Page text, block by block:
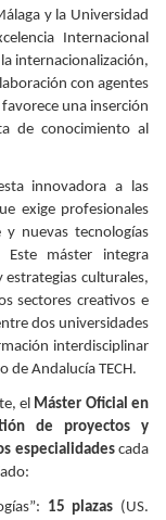
y la Universidad
Internacional
internacionalización,
con agentes
una inserción
de conocimiento al
innovadora a las
exige profesionales
nuevas tecnologías
máster integra
culturales,
sectores creativos e
dos universidades
interdisciplinar
de Andalucía TECH.
el Máster Oficial en
de proyectos y
especialidadescada
15 plazas (US.